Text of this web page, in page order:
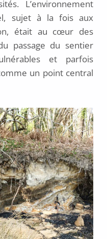
L’environnement
sujet à la fois aux
était au cœur des
passage du sentier
et parfois
un point central